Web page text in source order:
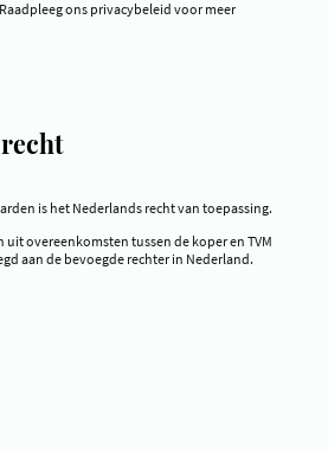
ons privacybeleid voor meer
is het Nederlands recht van toepassing.
overeenkomsten tussen de koper en TVM
aan de bevoegde rechter in Nederland.